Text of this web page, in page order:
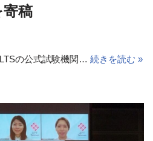
稿
の公式試験機関… 続きを読む »